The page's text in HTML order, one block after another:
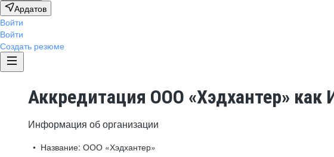
Ардатов
Войти
Войти
Создать резюме
Аккредитация ООО «Хэдхантер» как
Информация об организации
Название: ООО «Хэдхантер»